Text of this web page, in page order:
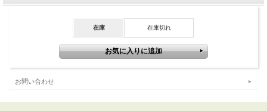
在庫 在庫切れ
お問い合わせ